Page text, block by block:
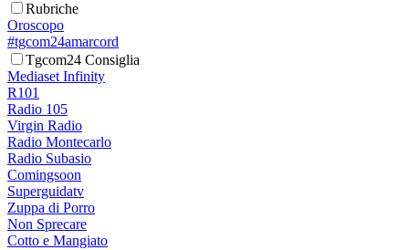
Rubriche
Oroscopo
#tgcom24amarcord
Tgcom24 Consiglia
Mediaset Infinity
R101
Radio 105
Virgin Radio
Radio Montecarlo
Radio Subasio
Comingsoon
Superguidatv
Zuppa di Porro
Non Sprecare
Cotto e Mangiato